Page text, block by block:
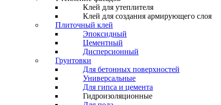
Клей для утеплителя
Клей для создания армирующего слоя
Плиточный клей
Эпоксидный
Цементный
Дисперсионный
Грунтовки
Для бетонных поверхностей
Универсальные
Для гипса и цемента
Гидроизоляционные